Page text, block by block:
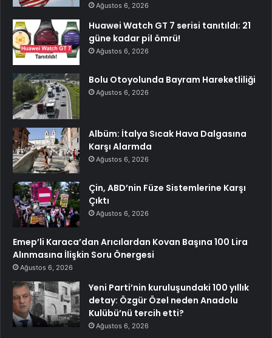
Ağustos 6, 2026
Huawei Watch GT 7 serisi tanıtıldı: 21
güne kadar pil ömrü!
Ağustos 6, 2026
Bolu Otoyolunda Bayram Hareketliliği
Ağustos 6, 2026
Albüm: İtalya Sıcak Hava Dalgasına
Karşı Alarmda
Ağustos 6, 2026
Çin, ABD’nin Füze Sistemlerine Karşı
Çıktı
Ağustos 6, 2026
Emep’li Karaca’dan Arıcılardan Kovan Başına 100 Lira
Alınmasına İlişkin Soru Önergesi
Ağustos 6, 2026
Yeni Parti’nin kuruluşundaki 100 yıllık
detay: Özgür Özel neden Anadolu
Kulübü’nü tercih etti?
Ağustos 6, 2026